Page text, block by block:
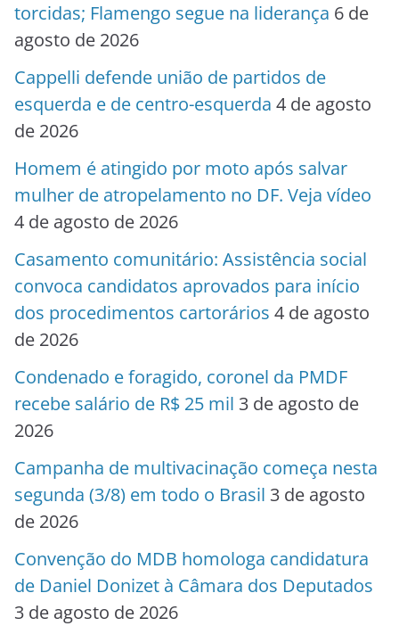
torcidas; Flamengo segue na liderança 6 de
agosto de 2026
Cappelli defende união de partidos de
esquerda e de centro-esquerda 4 de agosto
de 2026
Homem é atingido por moto após salvar
mulher de atropelamento no DF. Veja vídeo
4 de agosto de 2026
Casamento comunitário: Assistência social
convoca candidatos aprovados para início
dos procedimentos cartorários 4 de agosto
de 2026
Condenado e foragido, coronel da PMDF
recebe salário de R$ 25 mil 3 de agosto de
2026
Campanha de multivacinação começa nesta
segunda (3/8) em todo o Brasil 3 de agosto
de 2026
Convenção do MDB homologa candidatura
de Daniel Donizet à Câmara dos Deputados
3 de agosto de 2026